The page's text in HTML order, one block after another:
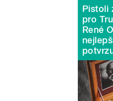
Pistoli
pro
René